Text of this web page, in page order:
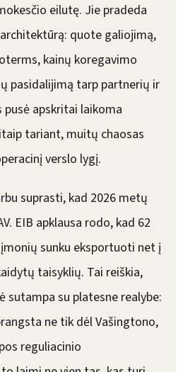
eilutę. Jie pradeda
quote galiojimą,
kainų koregavimo
pasidalijimą tarp partnerių ir
apskritai laikoma
tariant, muitų chaosas
verslo lygį.
suprasti, kad 2026 metų
EIB apklausa rodo, kad 62
sunku eksportuoti net į
taisyklių. Tai reiškia,
sutampa su platesne realybe:
ne tik dėl Vašingtono,
reguliacinio